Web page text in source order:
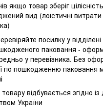
якщо товар зберіг
вид (лоістичні
посилку у відділені
паковання -
у перевізника. Без
по пошкодженню паковання
відбувається згідно
України